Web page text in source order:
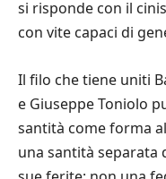
si risponde con il
con vite capaci di
Il filo che tiene uniti
e Giuseppe Toniolo
santità come forma
una santità separata